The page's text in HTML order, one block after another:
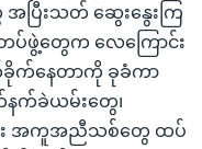
အပြီးသတ် ဆွေးနွေးကြ
ပ်ဖွဲ့တွေက လေကြောင်း
ခိုက်နေတာကို ခုခံကာ
က်ခဲယမ်းတွေ၊
ား အကူအညီသစ်တွေ ထပ်